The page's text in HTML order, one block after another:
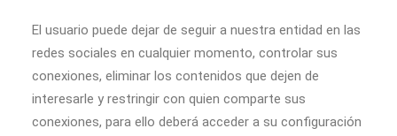
El usuario puede dejar de seguir a nuestra entidad en las
redes sociales en cualquier momento, controlar sus
conexiones, eliminar los contenidos que dejen de
interesarle y restringir con quien comparte sus
conexiones, para ello deberá acceder a su configuración